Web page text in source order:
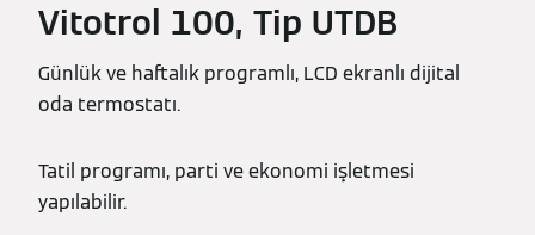
Vitotrol 100, Tip UTDB
Günlük ve haftalık programlı, LCD ekranlı dijital
oda termostatı.
Tatil programı, parti ve ekonomi işletmesi
yapılabilir.